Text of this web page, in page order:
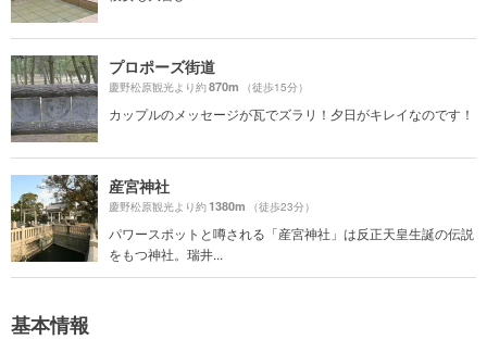
プロポーズ街道
慶野松原観光より約870m （徒歩15分）
カップルのメッセージが瓦でズラリ！夕日がキレイなのです！
産宮神社
慶野松原観光より約1380m （徒歩23分）
パワースポットと噂される「産宮神社」は反正天皇生誕の伝説
をもつ神社。瑞井...
基本情報